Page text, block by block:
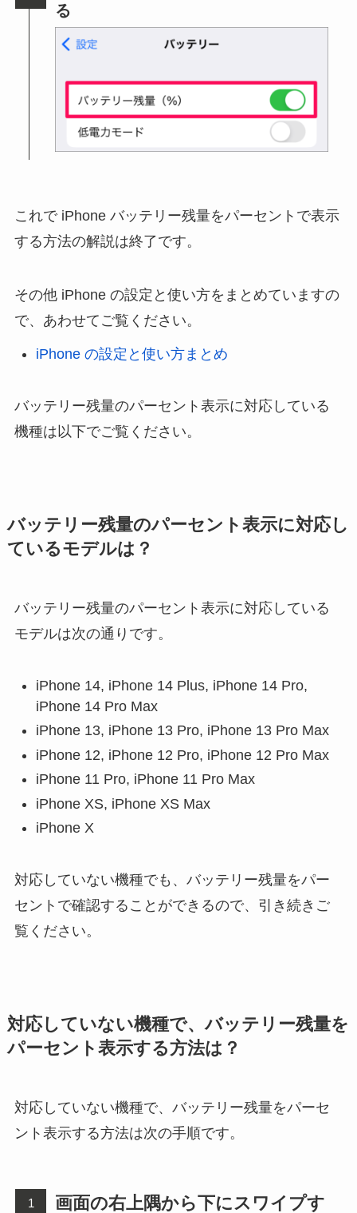
る
これで iPhone バッテリー残量をパーセントで表示
する方法の解説は終了です。
その他 iPhone の設定と使い方をまとめていますの
で、あわせてご覧ください。
iPhone の設定と使い方まとめ
バッテリー残量のパーセント表示に対応している
機種は以下でご覧ください。
バッテリー残量のパーセント表示に対応し
ているモデルは？
バッテリー残量のパーセント表示に対応している
モデルは次の通りです。
iPhone 14, iPhone 14 Plus, iPhone 14 Pro,
iPhone 14 Pro Max
iPhone 13, iPhone 13 Pro, iPhone 13 Pro Max
iPhone 12, iPhone 12 Pro, iPhone 12 Pro Max
iPhone 11 Pro, iPhone 11 Pro Max
iPhone XS, iPhone XS Max
iPhone X
対応していない機種でも、バッテリー残量をパー
セントで確認することができるので、引き続きご
覧ください。
対応していない機種で、バッテリー残量を
パーセント表示する方法は？
対応していない機種で、バッテリー残量をパーセ
ント表示する方法は次の手順です。
画面の右上隅から下にスワイプす